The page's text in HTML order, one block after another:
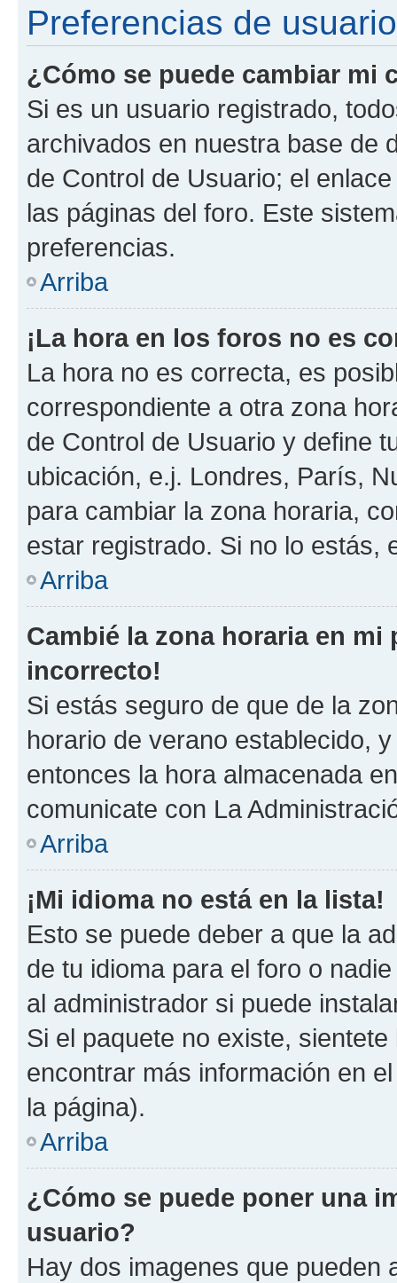
Preferencias de
¿Cómo se puede cambiar mi
Si es un usuario registrado,
archivados en nuestra base de
de Control de Usuario; el
las páginas del foro. Este
preferencias.
Arriba
¡La hora en los foros no es
La hora no es correcta, es
correspondiente a otra zona
de Control de Usuario y define
ubicación, e.j. Londres, París,
para cambiar la zona horaria,
estar registrado. Si no lo estás,
Arriba
Cambié la zona horaria en
incorrecto!
Si estás seguro de que de la
horario de verano establecido,
entonces la hora almacenada
comunicate con La
Arriba
¡Mi idioma no está en la lista!
Esto se puede deber a que la
de tu idioma para el foro o
al administrador si puede
Si el paquete no existe,
encontrar más información en
la página).
Arriba
¿Cómo se puede poner una
usuario?
Hay dos imagenes que pueden